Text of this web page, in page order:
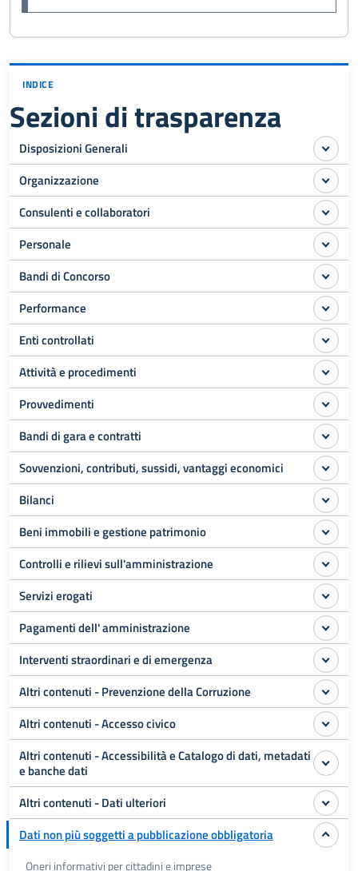
INDICE
Sezioni di trasparenza
Disposizioni Generali
Organizzazione
Consulenti e collaboratori
Personale
Bandi di Concorso
Performance
Enti controllati
Attività e procedimenti
Provvedimenti
Bandi di gara e contratti
Sovvenzioni, contributi, sussidi, vantaggi economici
Bilanci
Beni immobili e gestione patrimonio
Controlli e rilievi sull'amministrazione
Servizi erogati
Pagamenti dell' amministrazione
Interventi straordinari e di emergenza
Altri contenuti - Prevenzione della Corruzione
Altri contenuti - Accesso civico
Altri contenuti - Accessibilità e Catalogo di dati, metadati
e banche dati
Altri contenuti - Dati ulteriori
Dati non più soggetti a pubblicazione obbligatoria
Oneri informativi per cittadini e imprese